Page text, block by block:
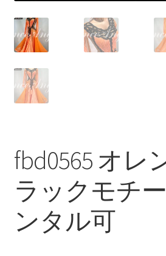
fbd0565 オレ
ラックモチ
ンタル可